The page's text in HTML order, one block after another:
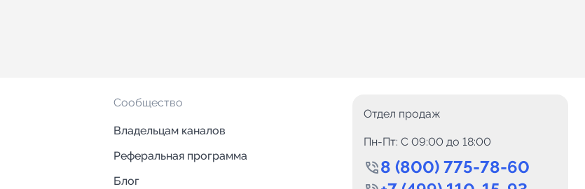
Сообщество
Владельцам каналов
Реферальная программа
Блог
Отдел продаж
Пн-Пт: C 09:00 до 18:00
8 (800) 775-78-60